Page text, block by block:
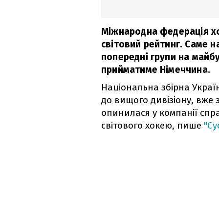
Міжнародна федерація
світовий рейтинг. Саме
попередні групи на
прийматиме Німеччина.
Національна збірна
до вищого дивізіону, вже
опинилася у компанії
світового хокею, пише